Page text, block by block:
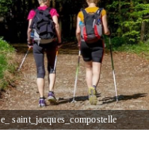
saint_jacques_compostelle